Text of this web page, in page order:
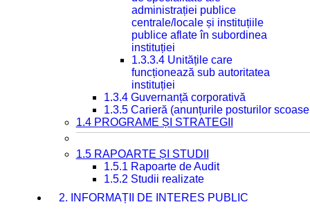
administrației publice
centrale/locale și instituțiile
publice aflate în subordinea
instituției
1.3.3.4 Unitățile care
funcționează sub autoritatea
instituției
1.3.4 Guvernanță corporativă
1.3.5 Carieră (anunțurile posturilor
1.4 PROGRAME ȘI STRATEGII
1.5 RAPOARTE ȘI STUDII
1.5.1 Rapoarte de Audit
1.5.2 Studii realizate
2. INFORMAȚII DE INTERES PUBLIC